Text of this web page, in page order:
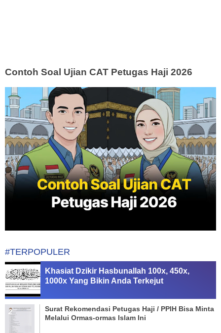
Contoh Soal Ujian CAT Petugas Haji 2026
#TERPOPULER
Khasiat Dzikir Hasbunallah 100x, 450x,
1000x Yang Bikin Anda Terkejut
Surat Rekomendasi Petugas Haji / PPIH Bisa Minta
Melalui Ormas-ormas Islam Ini